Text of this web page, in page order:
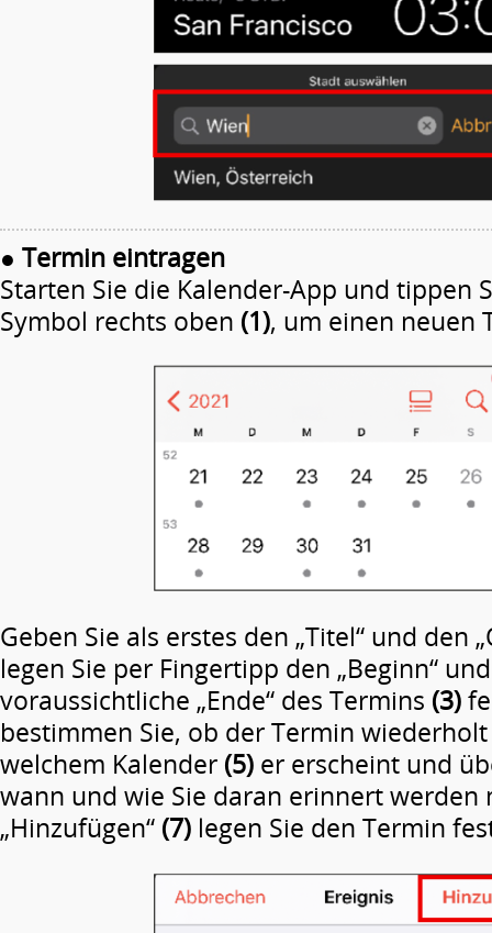
● Termin eintragen
Starten Sie die Kalender-App und tippen
Symbol rechts oben (1), um einen neuen
Geben Sie als erstes den „Titel“ und den
legen Sie per Fingertipp den „Beginn“
voraussichtliche „Ende“ des Termins (3)
bestimmen Sie, ob der Termin
welchem Kalender (5) er erscheint und
wann und wie Sie daran erinnert werden
„Hinzufügen“ (7) legen Sie den Termin